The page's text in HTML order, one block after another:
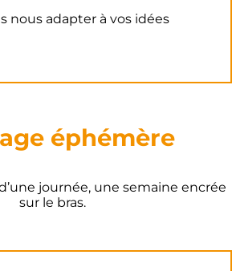
nous adapter à vos idées
éphémère
journée, une semaine encrée
sur le bras.